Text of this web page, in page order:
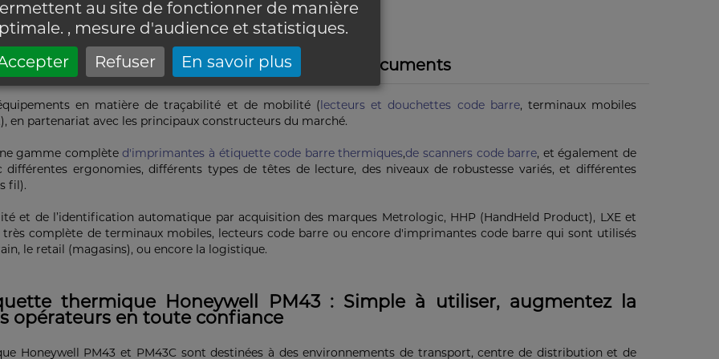
au site de fonctionner de manière
, mesure d'audience et statistiques.
Refuser En savoir plus
en matière de traçabilité et de mobilité (lecteurs et douchettes code barre, terminaux mobiles
en partenariat avec les principaux constructeurs du marché.
gamme complèted'imprimantes à étiquette code barre thermiques,de scanners code barre, et également de
ergonomies, différents types de têtes de lecture, des niveaux de robustesse variés, et différentes
fil).
et de l’identification automatique par acquisition des marques Metrologic, HHP (HandHeld Product), LXE et
complète de terminaux mobiles, lecteurs code barre ou encore d'imprimantes code barre qui sont utilisés
le retail (magasins), ou encore la logistique.
thermique Honeywell PM43 : Simple à utiliser, augmentez la
opérateurs en toute confiance
Honeywell PM43 et PM43C sont destinées à des environnements de transport, centre de distribution et de
Caractéristiques techniques Documents